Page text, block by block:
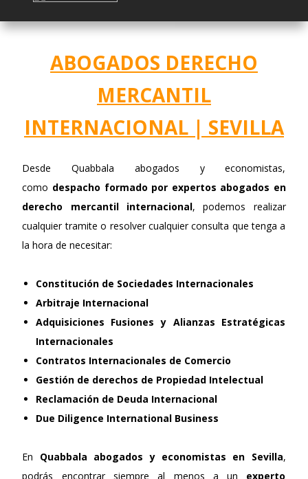
ABOGADOS DERECHO
MERCANTIL
INTERNACIONAL | SEVILLA
Desde Quabbala abogados y economistas,
como despacho formado por expertos abogados en
derecho mercantil internacional, podemos realizar
cualquier tramite o resolver cualquier consulta que tenga a
la hora de necesitar:
Constitución de Sociedades Internacionales
Arbitraje Internacional
Adquisiciones Fusiones y Alianzas Estratégicas
Internacionales
Contratos Internacionales de Comercio
Gestión de derechos de Propiedad Intelectual
Reclamación de Deuda Internacional
Due Diligence International Business
En Quabbala abogados y economistas en Sevilla,
podrás encontrar siempre al menos a un experto